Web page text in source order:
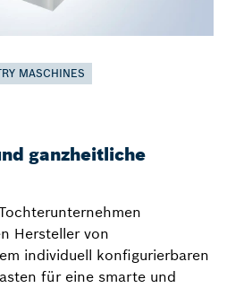
MASCHINES
ganzheitliche
Hersteller von
individuell konfigurierbaren
für eine smarte und